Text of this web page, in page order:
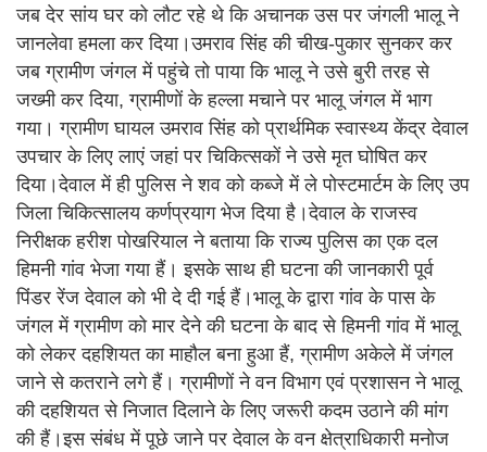
जब देर सांय घर को लौट रहे थे कि अचानक उस पर जंगली भालू ने
जानलेवा हमला कर दिया।उमराव सिंह की चीख-पुकार सुनकर कर
जब ग्रामीण जंगल में पहुंचे तो पाया कि भालू ने उसे बुरी तरह से
जख्मी कर दिया, ग्रामीणों के हल्ला मचाने पर भालू जंगल में भाग
गया। ग्रामीण घायल उमराव सिंह को प्रार्थमिक स्वास्थ्य केंद्र देवाल
उपचार के लिए लाएं जहां पर चिकित्सकों ने उसे मृत घोषित कर
दिया।देवाल में ही पुलिस ने शव को कब्जे में ले पोस्टमार्टम के लिए उप
जिला चिकित्सालय कर्णप्रयाग भेज दिया है।देवाल के राजस्व
निरीक्षक हरीश पोखरियाल ने बताया कि राज्य पुलिस का एक दल
हिमनी गांव भेजा गया हैं। इसके साथ ही घटना की जानकारी पूर्व
पिंडर रेंज देवाल को भी दे दी गई हैं।भालू के द्वारा गांव के पास के
जंगल में ग्रामीण को मार देने की घटना के बाद से हिमनी गांव में भालू
को लेकर दहशियत का माहौल बना हुआ हैं, ग्रामीण अकेले में जंगल
जाने से कतराने लगे हैं। ग्रामीणों ने वन विभाग एवं प्रशासन ने भालू
की दहशियत से निजात दिलाने के लिए जरूरी कदम उठाने की मांग
की हैं।इस संबंध में पूछे जाने पर देवाल के वन क्षेत्राधिकारी मनोज